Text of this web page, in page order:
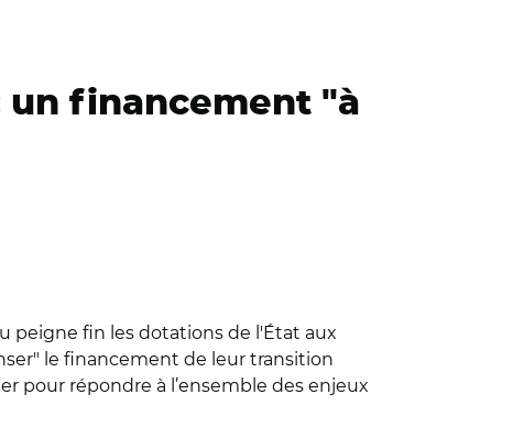
un financement "à
peigne fin les dotations de l'État aux
le financement de leur transition
pour répondre à l’ensemble des enjeux